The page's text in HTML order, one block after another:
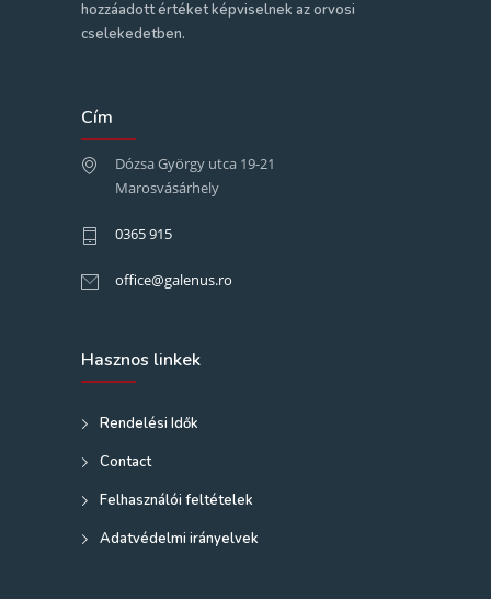
hozzáadott értéket képviselnek az orvosi
cselekedetben.
Cím
Dózsa György utca 19-21
Marosvásárhely
0365 915
office@galenus.ro
Hasznos linkek
Rendelési Idők
Contact
Felhasználói feltételek
Adatvédelmi irányelvek